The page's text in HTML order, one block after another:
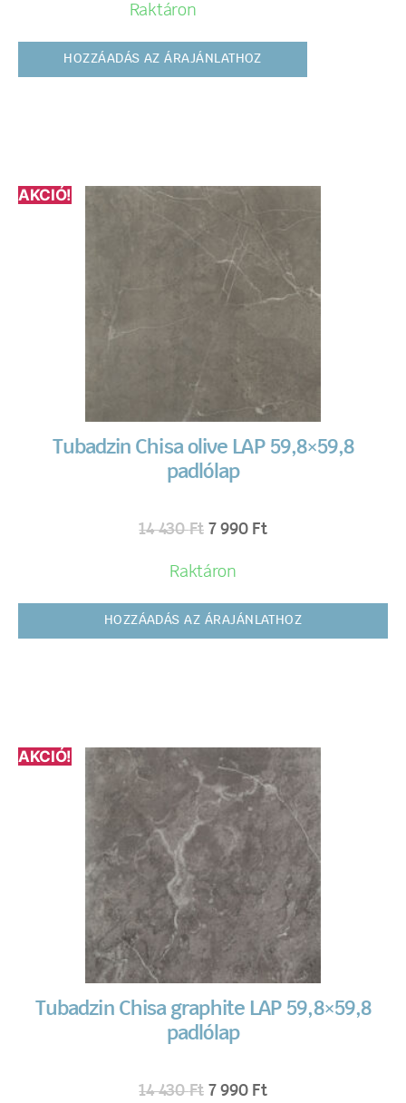
Raktáron
HOZZÁADÁS AZ ÁRAJÁNLATHOZ
AKCIÓ!
Tubadzin Chisa olive LAP 59,8×59,8
padlólap
14 430Ft 7 990 Ft
Raktáron
HOZZÁADÁS AZ ÁRAJÁNLATHOZ
AKCIÓ!
Tubadzin Chisa graphite LAP 59,8×59,8
padlólap
14 430Ft 7 990 Ft